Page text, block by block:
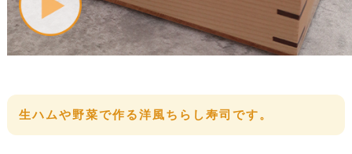
生ハムや野菜で作る洋風ちらし寿司です。